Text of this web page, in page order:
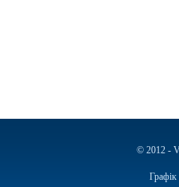
© 2012 -